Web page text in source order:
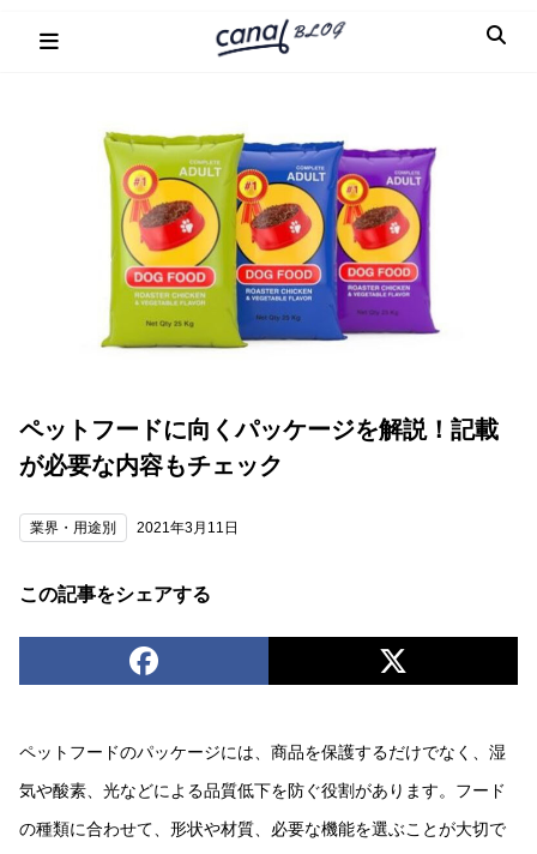
ペットフードに向くパッケージを解説！記載
が必要な内容もチェック
業界・用途別 2021年3月11日
この記事をシェアする
ペットフードのパッケージには、商品を保護するだけでなく、湿
気や酸素、光などによる品質低下を防ぐ役割があります。フード
の種類に合わせて、形状や材質、必要な機能を選ぶことが大切で